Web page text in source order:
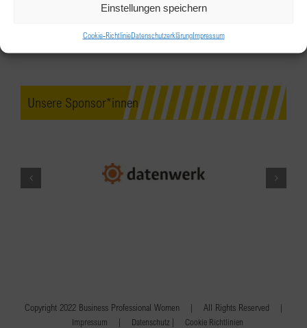
Einstellungen speichern
Cookie-RichtlinieDatenschutzerklärungImpressum
Unsere Sponsor*innen
Copyright 2022 Business Professional Women | All Rights Reserved |
Impressum | Datenschutz | Cookie Richtlinien